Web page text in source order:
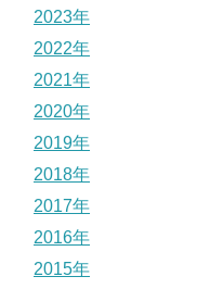
2023年
2022年
2021年
2020年
2019年
2018年
2017年
2016年
2015年